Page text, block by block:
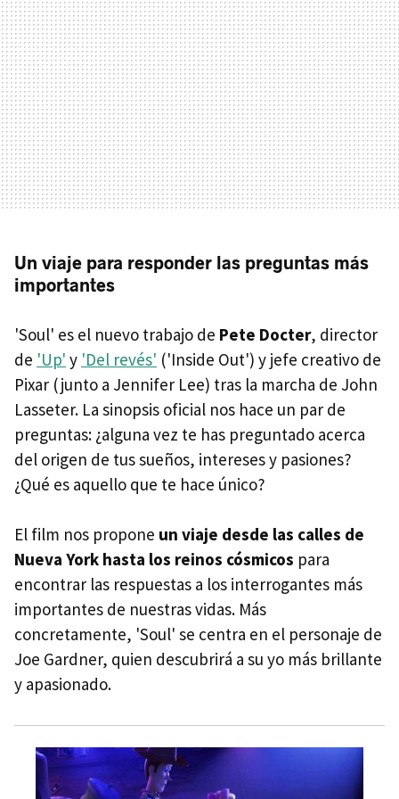
Un viaje para responder las preguntas más
importantes
'Soul' es el nuevo trabajo de Pete Docter, director
de 'Up' y 'Del revés' ('Inside Out') y jefe creativo de
Pixar (junto a Jennifer Lee) tras la marcha de John
Lasseter. La sinopsis oficial nos hace un par de
preguntas: ¿alguna vez te has preguntado acerca
del origen de tus sueños, intereses y pasiones?
¿Qué es aquello que te hace único?
El film nos propone un viaje desde las calles de
Nueva York hasta los reinos cósmicos para
encontrar las respuestas a los interrogantes más
importantes de nuestras vidas. Más
concretamente, 'Soul' se centra en el personaje de
Joe Gardner, quien descubrirá a su yo más brillante
y apasionado.